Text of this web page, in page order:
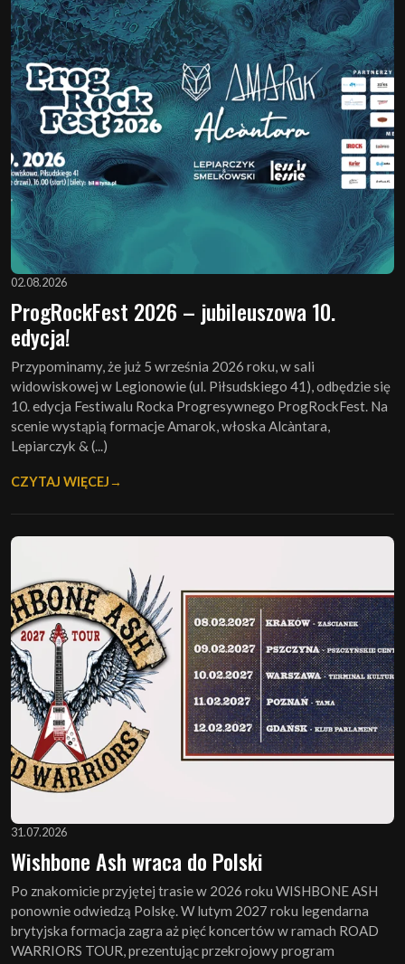
02.08.2026
ProgRockFest 2026 – jubileuszowa 10.
edycja!
Przypominamy, że już 5 września 2026 roku, w sali
widowiskowej w Legionowie (ul. Piłsudskiego 41), odbędzie się
10. edycja Festiwalu Rocka Progresywnego ProgRockFest. Na
scenie wystąpią formacje Amarok, włoska Alcàntara,
Lepiarczyk & (...)
CZYTAJ WIĘCEJ
31.07.2026
Wishbone Ash wraca do Polski
Po znakomicie przyjętej trasie w 2026 roku WISHBONE ASH
ponownie odwiedzą Polskę. W lutym 2027 roku legendarna
brytyjska formacja zagra aż pięć koncertów w ramach ROAD
WARRIORS TOUR, prezentując przekrojowy program